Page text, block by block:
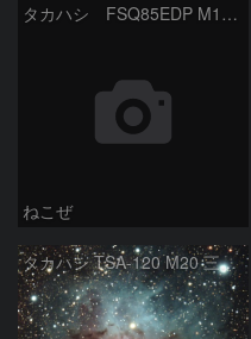
タカハシ FSQ85EDP M16とM17
ねこぜ
タカハシ TSA-120 M20 三烈星雲